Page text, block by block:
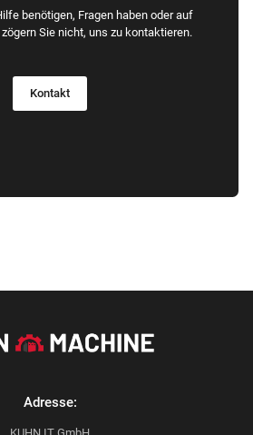
benötigen, Fragen haben oder auf
Sie nicht, uns zu kontaktieren.
Kontakt
Adresse: